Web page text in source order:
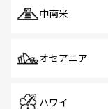
中南米
オセアニア
ハワイ